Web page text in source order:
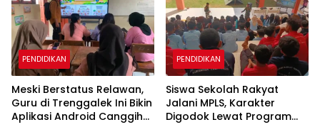
PENDIDIKAN
Meski Berstatus Relawan,
Guru di Trenggalek Ini Bikin
Aplikasi Android Canggih
PENDIDIKAN
Siswa Sekolah Rakyat
Jalani MPLS, Karakter
Digodok Lewat Program